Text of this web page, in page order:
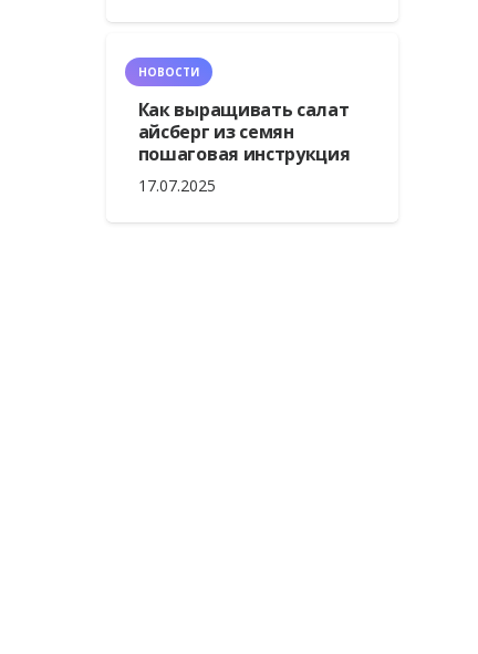
НОВОСТИ
Как выращивать салат
айсберг из семян
пошаговая инструкция
17.07.2025